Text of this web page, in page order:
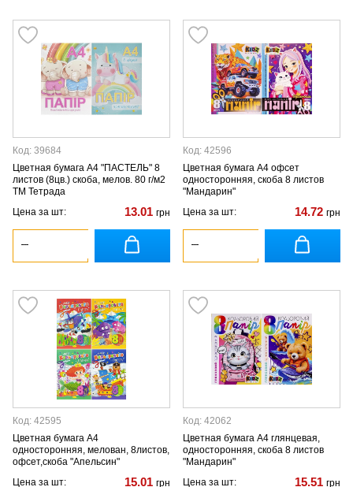
Код: 39684
Цветная бумага А4 "ПАСТЕЛЬ" 8
листов (8цв.) скоба, мелов. 80 г/м2
ТМ Тетрада
Цена за шт:
13.01 грн
Код: 42596
Цветная бумага А4 офсет
односторонняя, скоба 8 листов
"Мандарин"
Цена за шт:
14.72 грн
Код: 42595
Цветная бумага А4
односторонняя, мелован, 8листов,
офсет,скоба "Апельсин"
Цена за шт:
15.01 грн
Код: 42062
Цветная бумага А4 глянцевая,
односторонняя, скоба 8 листов
"Мандарин"
Цена за шт:
15.51 грн